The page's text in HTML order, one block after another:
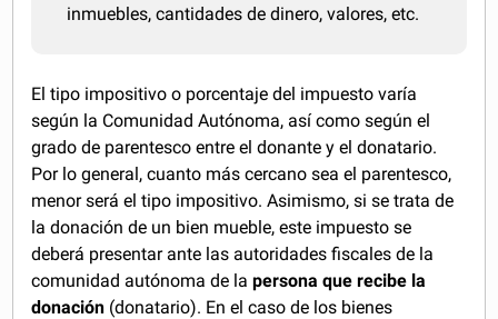
inmuebles, cantidades de dinero, valores, etc.
El tipo impositivo o porcentaje del impuesto varía
según la Comunidad Autónoma, así como según el
grado de parentesco entre el donante y el donatario.
Por lo general, cuanto más cercano sea el parentesco,
menor será el tipo impositivo. Asimismo, si se trata de
la donación de un bien mueble, este impuesto se
deberá presentar ante las autoridades fiscales de la
comunidad autónoma de lapersona que recibe la
donación (donatario). En el caso de los bienes